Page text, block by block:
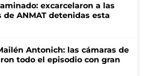
excarcelaron a las
ANMAT detenidas esta
Antonich: las cámaras de
todo el episodio con gran